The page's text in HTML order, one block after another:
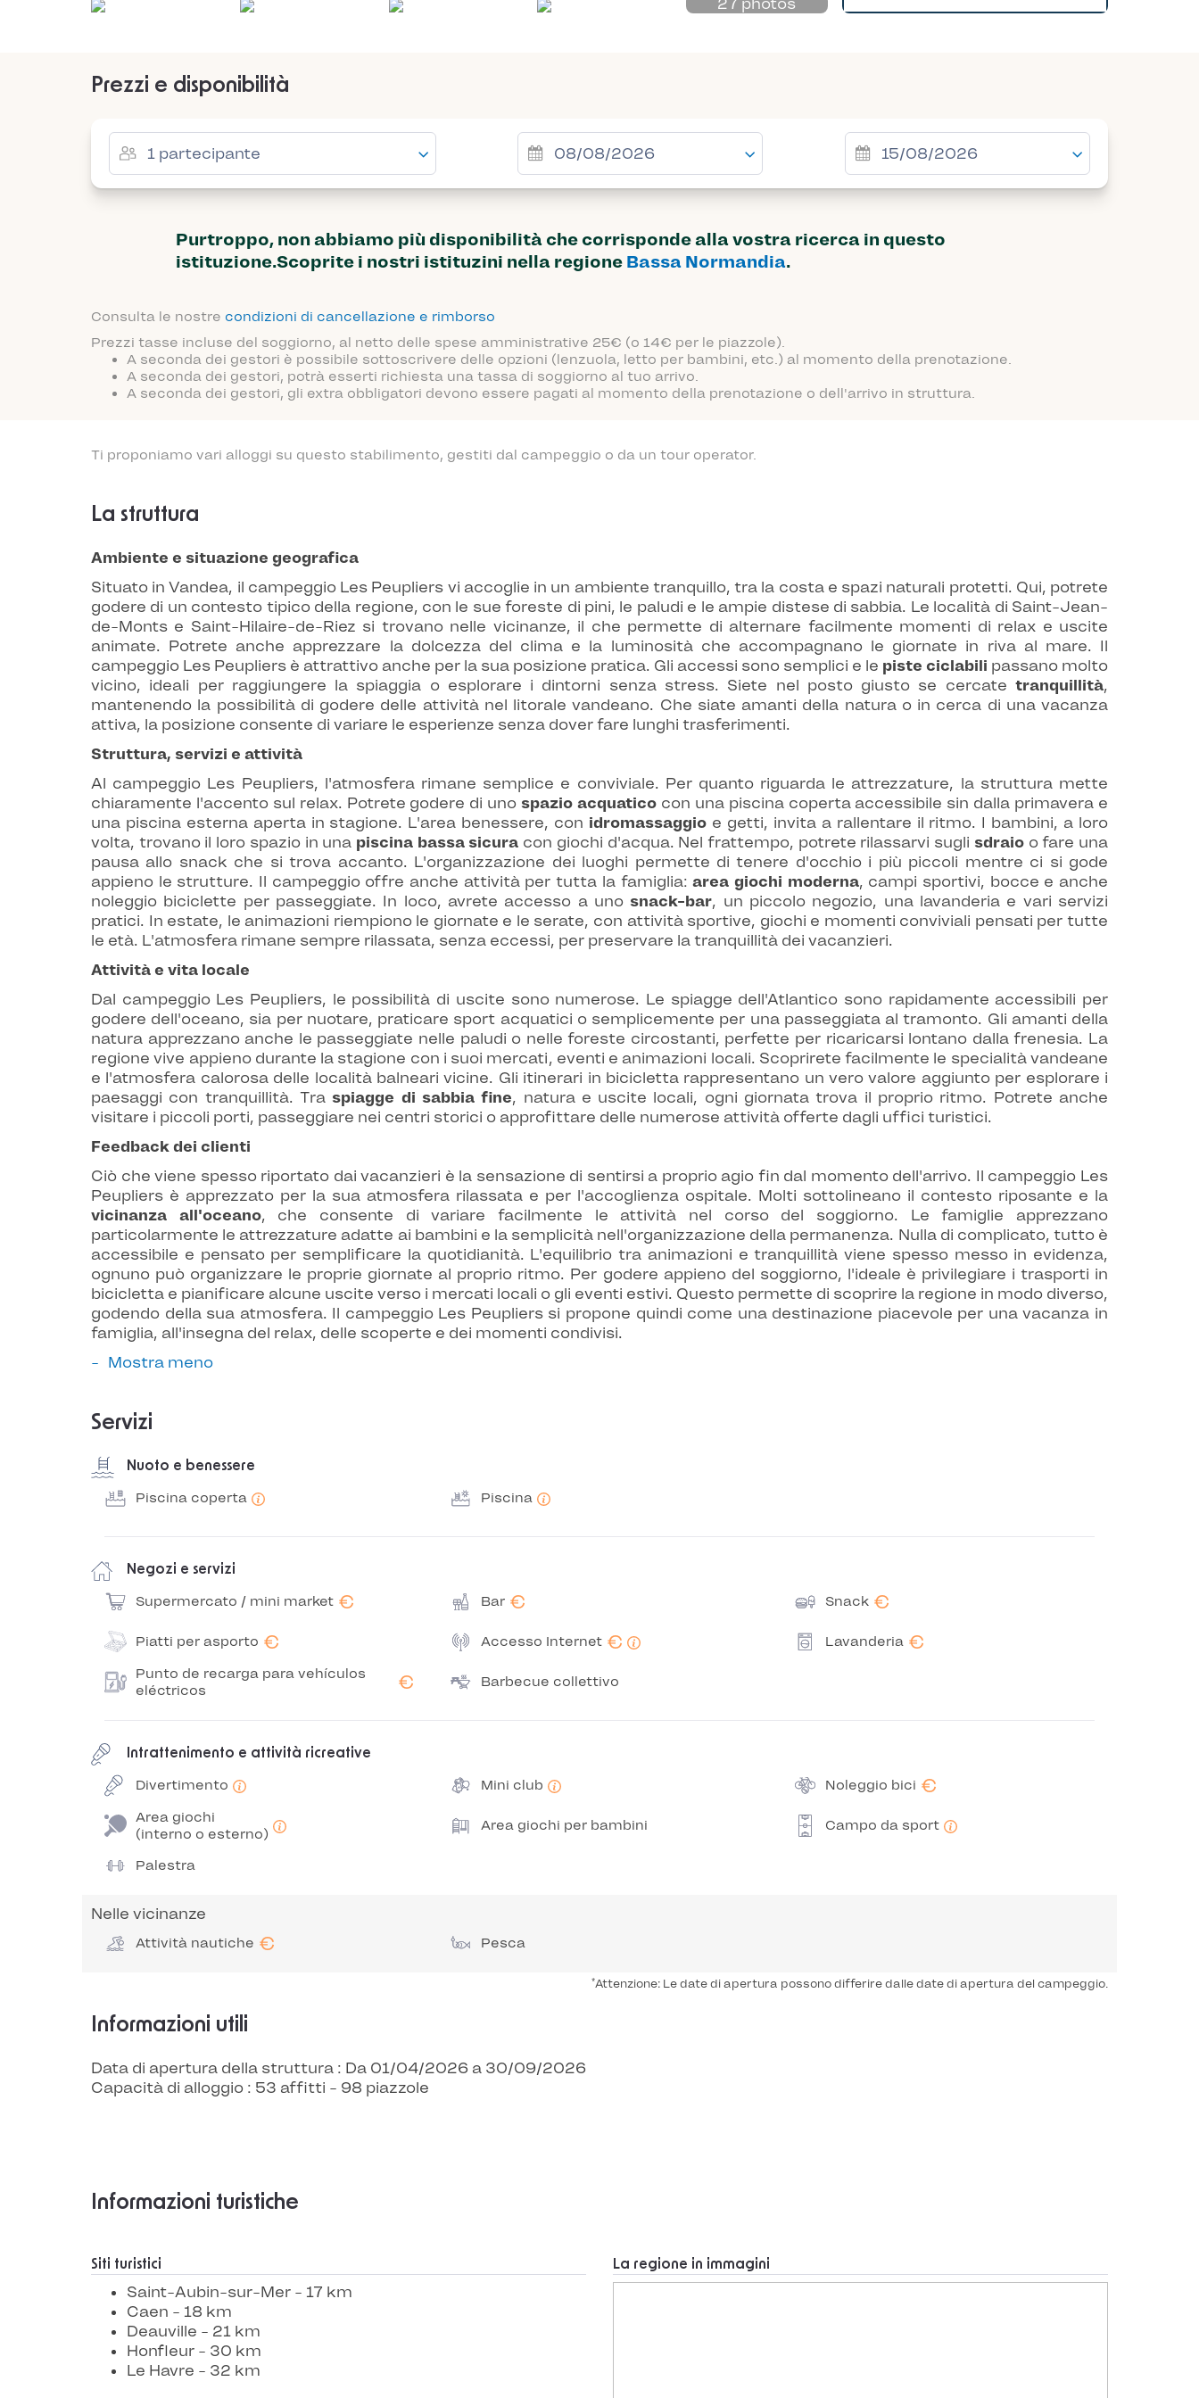
27 photos
Prezzi e disponibilità
Purtroppo, non abbiamo più disponibilità che corrisponde alla vostra ricerca in questo
istituzione.Scoprite i nostri istituzini nella regione Bassa Normandia.
Consulta le nostre condizioni di cancellazione e rimborso
Prezzi tasse incluse del soggiorno, al netto delle spese amministrative 25€ (o 14€ per le piazzole).
A seconda dei gestori è possibile sottoscrivere delle opzioni (lenzuola, letto per bambini, etc.) al momento della prenotazione.
A seconda dei gestori, potrà esserti richiesta una tassa di soggiorno al tuo arrivo.
A seconda dei gestori, gli extra obbligatori devono essere pagati al momento della prenotazione o dell'arrivo in struttura.
Ti proponiamo vari alloggi su questo stabilimento, gestiti dal campeggio o da un tour operator.
La struttura
Ambiente e situazione geografica
Situato in Vandea, il campeggio Les Peupliers vi accoglie in un ambiente tranquillo, tra la costa e spazi naturali protetti. Qui, potrete
godere di un contesto tipico della regione, con le sue foreste di pini, le paludi e le ampie distese di sabbia. Le località di Saint-Jean-
de-Monts e Saint-Hilaire-de-Riez si trovano nelle vicinanze, il che permette di alternare facilmente momenti di relax e uscite
animate. Potrete anche apprezzare la dolcezza del clima e la luminosità che accompagnano le giornate in riva al mare. Il
campeggio Les Peupliers è attrattivo anche per la sua posizione pratica. Gli accessi sono semplici e le piste ciclabili passano molto
vicino, ideali per raggiungere la spiaggia o esplorare i dintorni senza stress. Siete nel posto giusto se cercate tranquillità,
mantenendo la possibilità di godere delle attività nel litorale vandeano. Che siate amanti della natura o in cerca di una vacanza
attiva, la posizione consente di variare le esperienze senza dover fare lunghi trasferimenti.
Struttura, servizi e attività
Al campeggio Les Peupliers, l'atmosfera rimane semplice e conviviale. Per quanto riguarda le attrezzature, la struttura mette
chiaramente l'accento sul relax. Potrete godere di uno spazio acquatico con una piscina coperta accessibile sin dalla primavera e
una piscina esterna aperta in stagione. L'area benessere, con idromassaggio e getti, invita a rallentare il ritmo. I bambini, a loro
volta, trovano il loro spazio in una piscina bassa sicura con giochi d'acqua. Nel frattempo, potrete rilassarvi sugli sdraioo fare una
pausa allo snack che si trova accanto. L'organizzazione dei luoghi permette di tenere d'occhio i più piccoli mentre ci si gode
appieno le strutture. Il campeggio offre anche attività per tutta la famiglia:area giochi moderna, campi sportivi, bocce e anche
noleggio biciclette per passeggiate. In loco, avrete accesso a uno snack-bar, un piccolo negozio, una lavanderia e vari servizi
pratici. In estate, le animazioni riempiono le giornate e le serate, con attività sportive, giochi e momenti conviviali pensati per tutte
le età. L'atmosfera rimane sempre rilassata, senza eccessi, per preservare la tranquillità dei vacanzieri.
Attività e vita locale
Dal campeggio Les Peupliers, le possibilità di uscite sono numerose. Le spiagge dell'Atlantico sono rapidamente accessibili per
godere dell'oceano, sia per nuotare, praticare sport acquatici o semplicemente per una passeggiata al tramonto. Gli amanti della
natura apprezzano anche le passeggiate nelle paludi o nelle foreste circostanti, perfette per ricaricarsi lontano dalla frenesia. La
regione vive appieno durante la stagione con i suoi mercati, eventi e animazioni locali. Scoprirete facilmente le specialità vandeane
e l'atmosfera calorosa delle località balneari vicine. Gli itinerari in bicicletta rappresentano un vero valore aggiunto per esplorare i
paesaggi con tranquillità. Tra spiagge di sabbia fine, natura e uscite locali, ogni giornata trova il proprio ritmo. Potrete anche
visitare i piccoli porti, passeggiare nei centri storici o approfittare delle numerose attività offerte dagli uffici turistici.
Feedback dei clienti
Ciò che viene spesso riportato dai vacanzieri è la sensazione di sentirsi a proprio agio fin dal momento dell'arrivo. Il campeggio Les
Peupliers è apprezzato per la sua atmosfera rilassata e per l'accoglienza ospitale. Molti sottolineano il contesto riposante e la
vicinanza all'oceano, che consente di variare facilmente le attività nel corso del soggiorno. Le famiglie apprezzano
particolarmente le attrezzature adatte ai bambini e la semplicità nell'organizzazione della permanenza. Nulla di complicato, tutto è
accessibile e pensato per semplificare la quotidianità. L'equilibrio tra animazioni e tranquillità viene spesso messo in evidenza,
ognuno può organizzare le proprie giornate al proprio ritmo. Per godere appieno del soggiorno, l'ideale è privilegiare i trasporti in
bicicletta e pianificare alcune uscite verso i mercati locali o gli eventi estivi. Questo permette di scoprire la regione in modo diverso,
godendo della sua atmosfera. Il campeggio Les Peupliers si propone quindi come una destinazione piacevole per una vacanza in
famiglia, all'insegna del relax, delle scoperte e dei momenti condivisi.
Mostra meno
Servizi
Nuoto e benessere
Piscina coperta Piscina
Negozi e servizi
Supermercato / mini market € Bar € Snack €
Piatti per asporto € Accesso Internet € Lavanderia €
Punto de recarga para vehículos
eléctricos
€ Barbecue collettivo
Intrattenimento e attività ricreative
Divertimento Mini club Noleggio bici €
Area giochi
(interno o esterno)
Area giochi per bambini Campo da sport
Palestra
Nelle vicinanze
Attività nautiche € Pesca
*Attenzione: Le date di apertura possono differire dalle date di apertura del campeggio.
Informazioni utili
Data di apertura della struttura : Da 01/04/2026 a 30/09/2026
Capacità di alloggio : 53 affitti - 98 piazzole
Informazioni turistiche
Siti turistici
Saint-Aubin-sur-Mer - 17 km
Caen - 18 km
Deauville - 21 km
Honfleur - 30 km
Le Havre - 32 km
La regione in immagini